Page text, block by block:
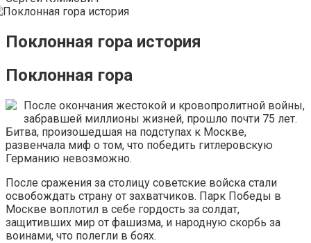
Поклонная гора история
Поклонная гора
После окончания жестокой и кровопролитной войны,
забравшей миллионы жизней, прошло почти 75 лет.
Битва, произошедшая на подступах к Москве,
развенчала миф о том, что победить гитлеровскую
Германию невозможно.
После сражения за столицу советские войска стали
освобождать страну от захватчиков. Парк Победы в
Москве воплотил в себе гордость за солдат,
защитивших мир от фашизма, и народную скорбь за
воинами, что полегли в боях.